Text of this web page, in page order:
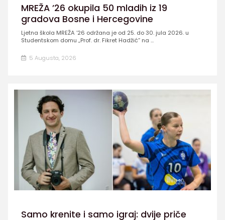
MREŽA ’26 okupila 50 mladih iz 19
gradova Bosne i Hercegovine
Ljetna škola MREŽA ’26 održana je od 25. do 30. jula 2026. u
Studentskom domu „Prof. dr. Fikret Hadžić” na ...
5 Augusta, 2026
Samo krenite i samo igraj: dvije priče